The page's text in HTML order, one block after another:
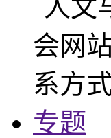
专题